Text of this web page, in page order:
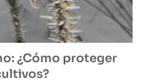
¿Cómo proteger